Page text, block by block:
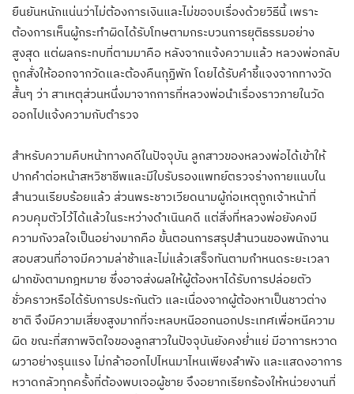
ยืนยันหนักแน่นว่าไม่ต้องการเงินและไม่ขอจบเรื่องด้วยวิธีนี้ เพราะ
ต้องการเห็นผู้กระทำผิดได้รับโทษตามกระบวนการยุติธรรมอย่าง
สูงสุด แต่ผลกระทบที่ตามมาคือ หลังจากแจ้งความแล้ว หลวงพ่อกลับ
ถูกสั่งให้ออกจากวัดและต้องคืนกุฏิพัก โดยได้รับคำชี้แจงจากทางวัด
สั้นๆ ว่า สาเหตุส่วนหนึ่งมาจากการที่หลวงพ่อนำเรื่องราวภายในวัด
ออกไปแจ้งความกับตำรวจ
สำหรับความคืบหน้าทางคดีในปัจจุบัน ลูกสาวของหลวงพ่อได้เข้าให้
ปากคำต่อหน้าสหวิชาชีพและมีใบรับรองแพทย์ตรวจร่างกายแนบใน
สำนวนเรียบร้อยแล้ว ส่วนพระชาวเวียดนามผู้ก่อเหตุถูกเจ้าหน้าที่
ควบคุมตัวไว้ได้แล้วในระหว่างดำเนินคดี แต่สิ่งที่หลวงพ่อยังคงมี
ความกังวลใจเป็นอย่างมากคือ ขั้นตอนการสรุปสำนวนของพนักงาน
สอบสวนที่อาจมีความล่าช้าและไม่แล้วเสร็จทันตามกำหนดระยะเวลา
ฝากขังตามกฎหมาย ซึ่งอาจส่งผลให้ผู้ต้องหาได้รับการปล่อยตัว
ชั่วคราวหรือได้รับการประกันตัว และเนื่องจากผู้ต้องหาเป็นชาวต่าง
ชาติ จึงมีความเสี่ยงสูงมากที่จะหลบหนีออกนอกประเทศเพื่อหนีความ
ผิด ขณะที่สภาพจิตใจของลูกสาวในปัจจุบันยังคงย่ำแย่ มีอาการหวาด
ผวาอย่างรุนแรง ไม่กล้าออกไปไหนมาไหนเพียงลำพัง และแสดงอาการ
หวาดกลัวทุกครั้งที่ต้องพบเจอผู้ชาย จึงอยากเรียกร้องให้หน่วยงานที่